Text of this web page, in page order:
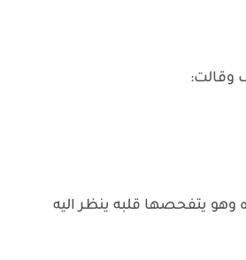
وقالت:
يتفحصها قلبه ينظر اليه